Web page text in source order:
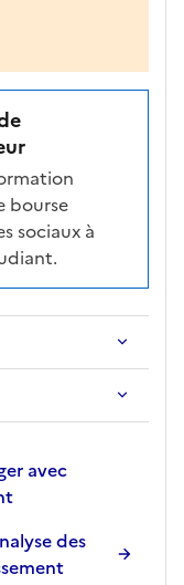
bourse
sociaux à
avec
des